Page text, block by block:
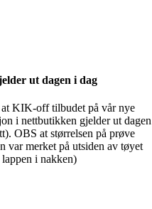
ut dagen i dag
KIK-off tilbudet på vår nye
i nettbutikken gjelder ut
OBS at størrelsen på prøve
var merket på utsiden av tøyet
i nakken)